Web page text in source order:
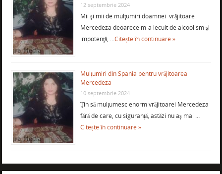
12 septembrie 2024
Mii şi mii de mulţumiri doamnei vrăjitoare
Mercedeza deoarece m-a lecuit de alcoolism şi
impotenţă, …Citește în continuare »
Mulţumiri din Spania pentru vrăjitoarea
Mercedeza
10 septembrie 2024
Ţin să mulţumesc enorm vrăjitoarei Mercedeza
fără de care, cu siguranţă, astăzi nu aş mai …
Citește în continuare »